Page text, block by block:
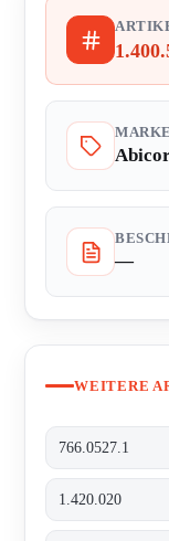
MARKE
—
WEITERE
766.0527.1
1.420.020